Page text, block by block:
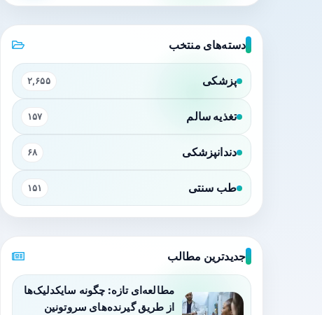
دسته‌های منتخب
پزشکی ۲,۶۵۵
تغذیه سالم ۱۵۷
دندانپزشکی ۶۸
طب سنتی ۱۵۱
جدیدترین مطالب
مطالعه‌ای تازه: چگونه سایکدلیک‌ها
از طریق گیرنده‌های سروتونین